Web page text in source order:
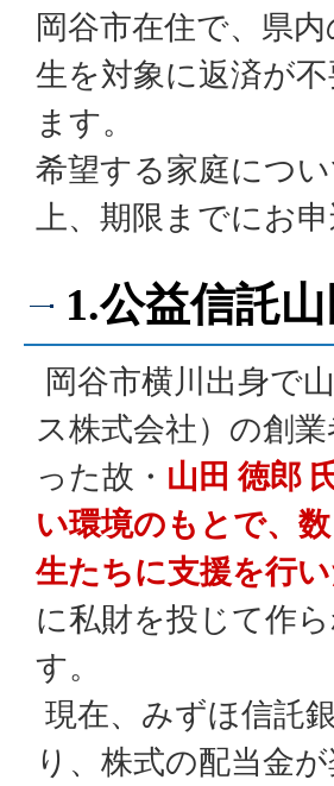
岡谷市在住で、県
生を対象に返済が不
ます。
希望する家庭につ
上、期限までにお
1.公益信託
岡谷市横川出身で
ス株式会社）の創
った故・ 山田 徳郎
い環境のもとで、
生たちに支援を行
に私財を投じて作
す。
現在、みずほ信託
り、株式の配当金